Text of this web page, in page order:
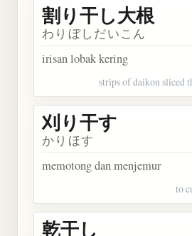
割り干し大根
わりぼしだいこん
irisan lobak kering
strips of daikon sliced
刈り干す
かりほす
memotong dan menjemur
to
乾干し